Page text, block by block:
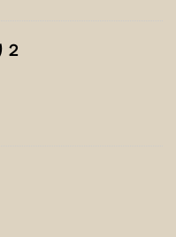
り２